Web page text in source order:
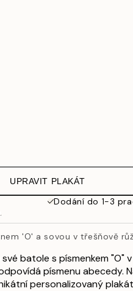
UPRAVIT PLAKÁT
Dodání do 1-3
'O' a sovou v třešňově
batole s písmenkem "O"
písmenu abecedy.
personalizovaný